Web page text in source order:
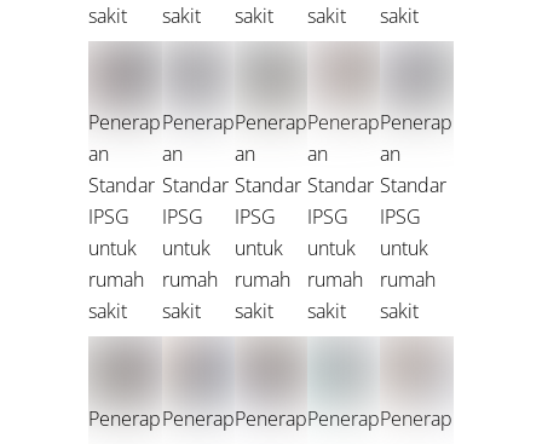
sakit
sakit
sakit
sakit
sakit
Penerap
an
Standar
IPSG
untuk
rumah
sakit
Penerap
an
Standar
IPSG
untuk
rumah
sakit
Penerap
an
Standar
IPSG
untuk
rumah
sakit
Penerap
an
Standar
IPSG
untuk
rumah
sakit
Penerap
an
Standar
IPSG
untuk
rumah
sakit
PenerapPenerapPenerapPenerapPenerap